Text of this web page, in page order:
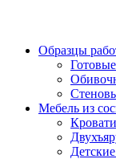
Образцы
Мебель из